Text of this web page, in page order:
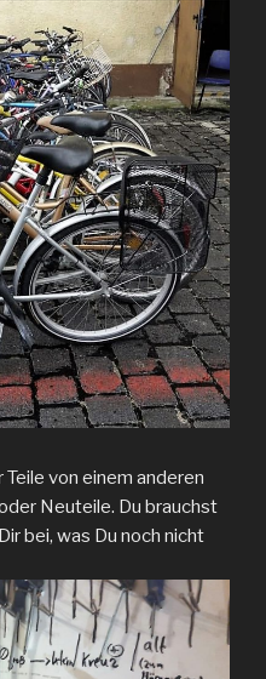
von einem anderen
Neuteile. Du brauchst
bei, was Du noch nicht